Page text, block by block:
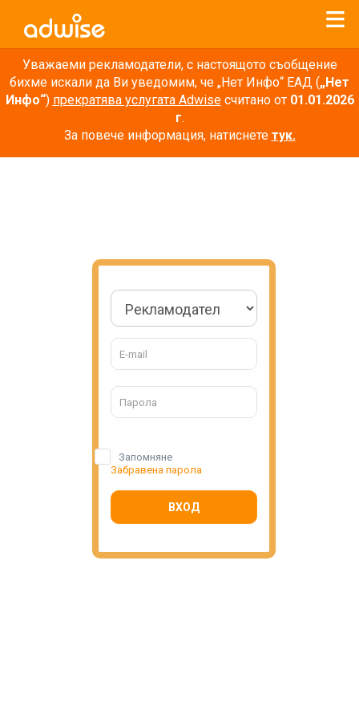
Уважаеми рекламодатели, с настоящото съобщение
бихме искали да Ви уведомим, че „Нет Инфо“ ЕАД („Нет
Инфо“) прекратява услугата Adwiseсчитано от 01.01.2026
г.
За повече информация, натиснете тук.
Запомняне
Забравена парола
ВХОД